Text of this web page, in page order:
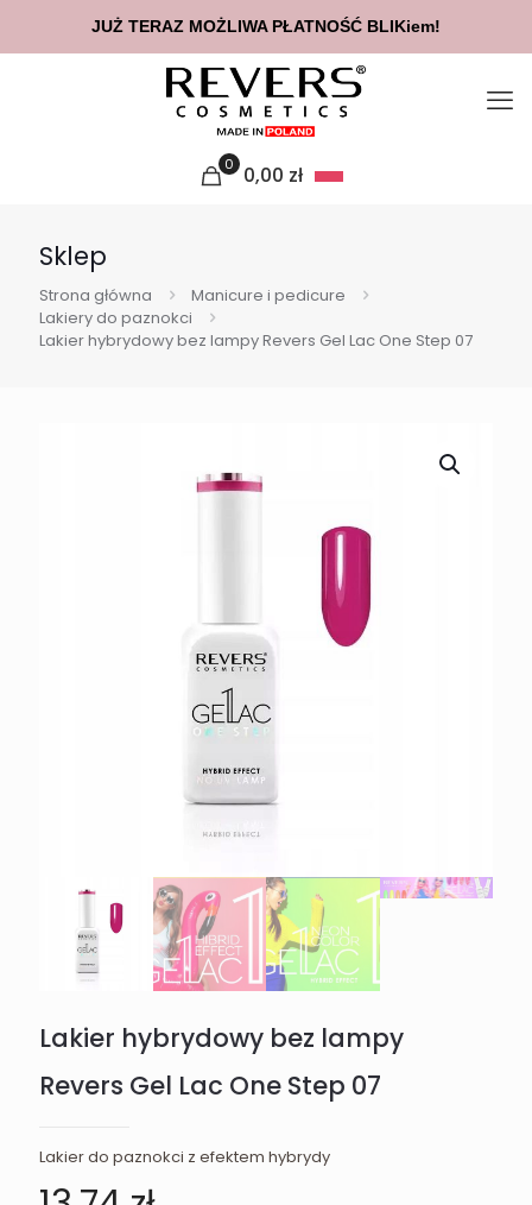
0 0,00 zł
Sklep
Strona główna
Manicure i pedicure
Lakiery do paznokci
Lakier hybrydowy bez lampy Revers Gel Lac One Step 07
Lakier hybrydowy bez lampy
Revers Gel Lac One Step 07
Lakier do paznokci z efektem hybrydy
JUŻ TERAZ MOŻLIWA PŁATNOŚĆ BLIKiem!